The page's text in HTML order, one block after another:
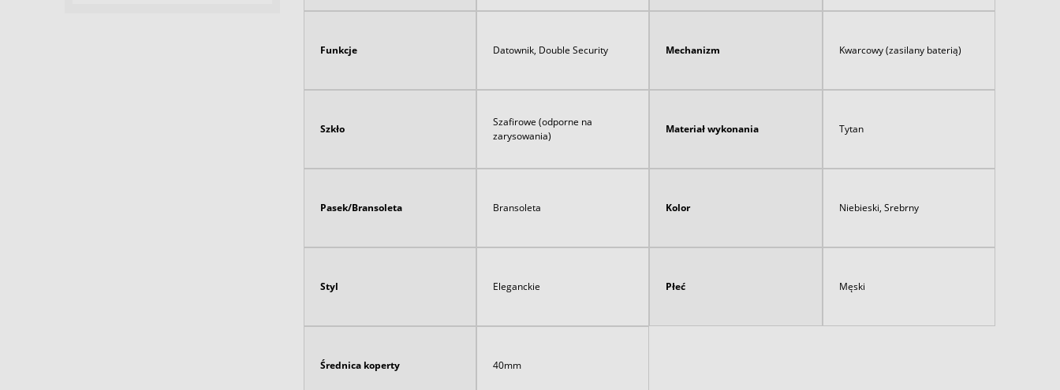
Funkcje Datownik, Double Security Mechanizm Kwarcowy (zasilany baterią)
Szkło
Szafirowe (odporne na
zarysowania)
Materiał wykonania Tytan
Pasek/Bransoleta Bransoleta Kolor Niebieski, Srebrny
Styl Eleganckie Płeć Męski
Średnica koperty 40mm